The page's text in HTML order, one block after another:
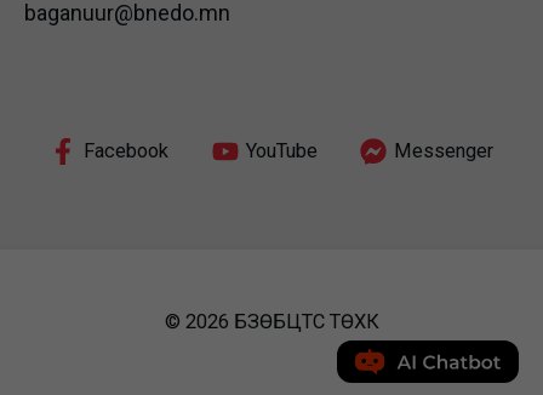
baganuur@bnedo.mn
Facebook YouTube Messenger
© 2026 БЗӨБЦТС ТӨХК